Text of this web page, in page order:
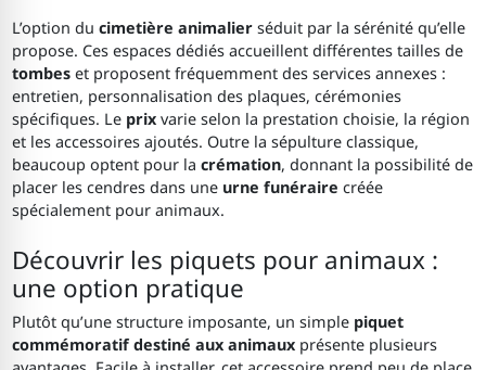
L’option ducimetière animalier séduit par la sérénité qu’elle
propose. Ces espaces dédiés accueillent différentes tailles de
tombes et proposent fréquemment des services annexes :
entretien, personnalisation des plaques, cérémonies
spécifiques. Le prix varie selon la prestation choisie, la région
et les accessoires ajoutés. Outre la sépulture classique,
beaucoup optent pour lacrémation, donnant la possibilité de
placer les cendres dans une urne funéraire créée
spécialement pour animaux.
Découvrir les piquets pour animaux :
une option pratique
Plutôt qu’une structure imposante, un simple piquet
commémoratif destiné aux animaux présente plusieurs